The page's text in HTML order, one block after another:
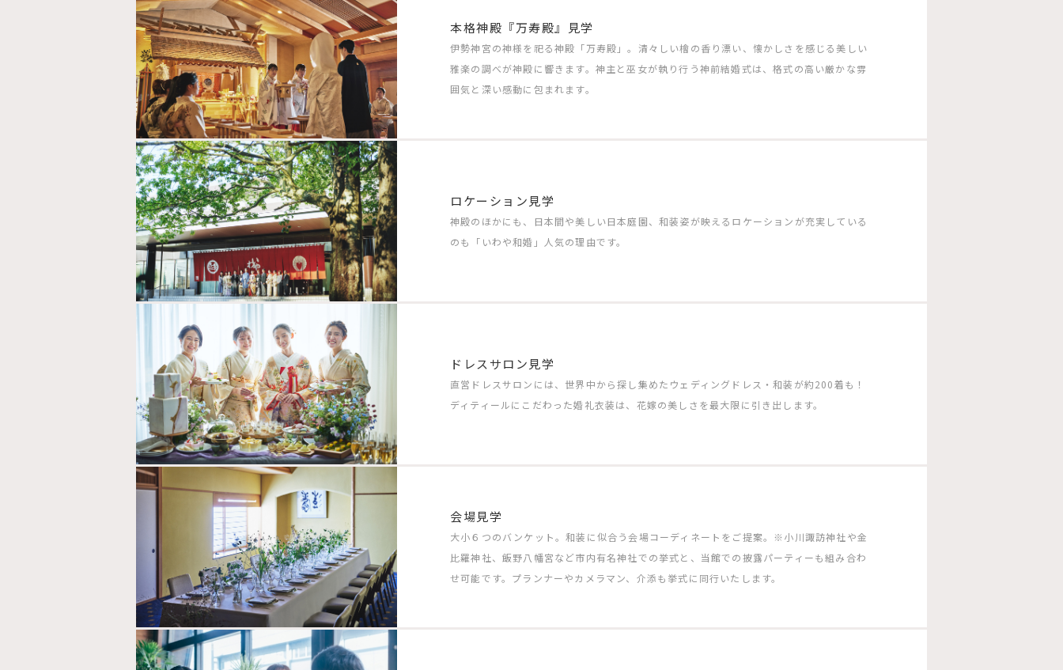
本格神殿『万寿殿』見学
伊勢神宮の神様を祀る神殿「万寿殿」。清々しい檜の香り漂い、懐かしさを感じる美しい
雅楽の調べが神殿に響きます。神主と巫女が執り行う神前結婚式は、格式の高い厳かな雰
囲気と深い感動に包まれます。
ロケーション見学
神殿のほかにも、日本間や美しい日本庭園、和装姿が映えるロケーションが充実している
のも「いわや和婚」人気の理由です。
ドレスサロン見学
直営ドレスサロンには、世界中から探し集めたウェディングドレス・和装が約200着も！
ディティールにこだわった婚礼衣装は、花嫁の美しさを最大限に引き出します。
会場見学
大小６つのバンケット。和装に似合う会場コーディネートをご提案。※小川諏訪神社や金
比羅神社、飯野八幡宮など市内有名神社での挙式と、当館での披露パーティーも組み合わ
せ可能です。プランナーやカメラマン、介添も挙式に同行いたします。